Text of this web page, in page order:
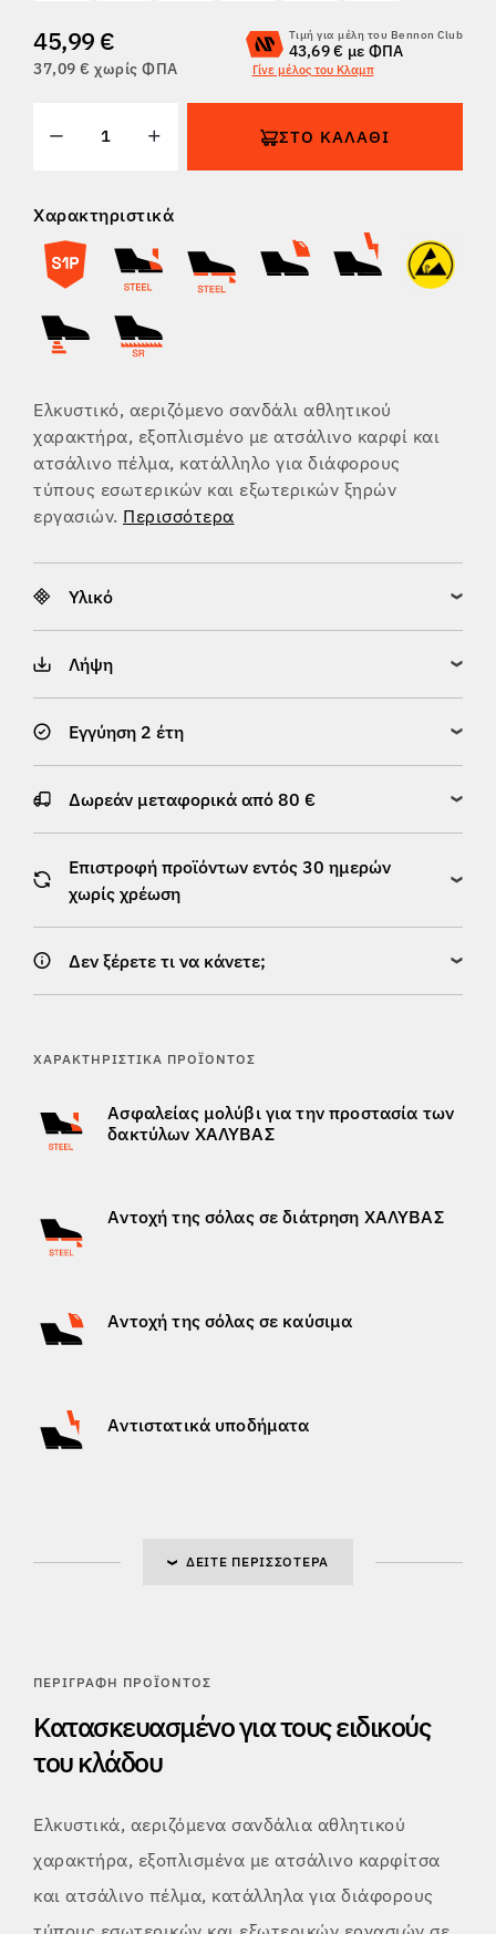
45,99 €
37,09 € χωρίς ΦΠΑ
Τιμή για μέλη του Bennon Club
43,69 € με ΦΠΑ
Γίνε μέλος του Κλαμπ
ΣΤΟ ΚΑΛΆΘΙ
Χαρακτηριστικά
Ελκυστικό, αεριζόμενο σανδάλι αθλητικού
χαρακτήρα, εξοπλισμένο με ατσάλινο καρφί και
ατσάλινο πέλμα, κατάλληλο για διάφορους
τύπους εσωτερικών και εξωτερικών ξηρών
εργασιών. Περισσότερα
Υλικό
Λήψη
Εγγύηση 2 έτη
Δωρεάν μεταφορικά από 80 €
Επιστροφή προϊόντων εντός 30 ημερών
χωρίς χρέωση
Δεν ξέρετε τι να κάνετε;
ΧΑΡΑΚΤΗΡΙΣΤΙΚΆ ΠΡΟΪΌΝΤΟΣ
Ασφαλείας μολύβι για την προστασία των
δακτύλων ΧΑΛΥΒΑΣ
Αντοχή της σόλας σε διάτρηση ΧΑΛΥΒΑΣ
Αντοχή της σόλας σε καύσιμα
Αντιστατικά υποδήματα
ΔΕΊΤΕ ΠΕΡΙΣΣΌΤΕΡΑ
ΠΕΡΙΓΡΑΦΉ ΠΡΟΪΌΝΤΟΣ
Κατασκευασμένο για τους ειδικούς
του κλάδου
Ελκυστικά, αεριζόμενα σανδάλια αθλητικού
χαρακτήρα, εξοπλισμένα με ατσάλινο καρφίτσα
και ατσάλινο πέλμα, κατάλληλα για διάφορους